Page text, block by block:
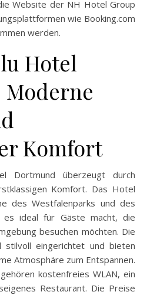
Website der NH Hotel Group
wie Booking.com
werden.
Hotel
Komfort
Dortmund überzeugt durch
Komfort. Das Hotel
des Westfalenparks und des
es ideal für Gäste macht, die
besuchen möchten. Die
stilvoll eingerichtet und bieten
Atmosphäre zum Entspannen.
kostenfreies WLAN, ein
Restaurant. Die Preise